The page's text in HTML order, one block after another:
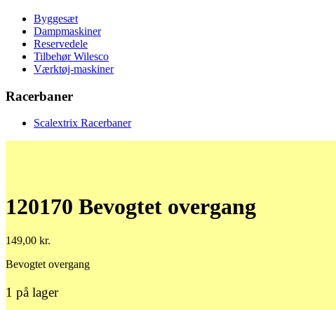
Byggesæt
Dampmaskiner
Reservedele
Tilbehør Wilesco
Værktøj-maskiner
Racerbaner
Scalextrix Racerbaner
120170 Bevogtet overgang
149,00 kr.
Bevogtet overgang
1 på lager